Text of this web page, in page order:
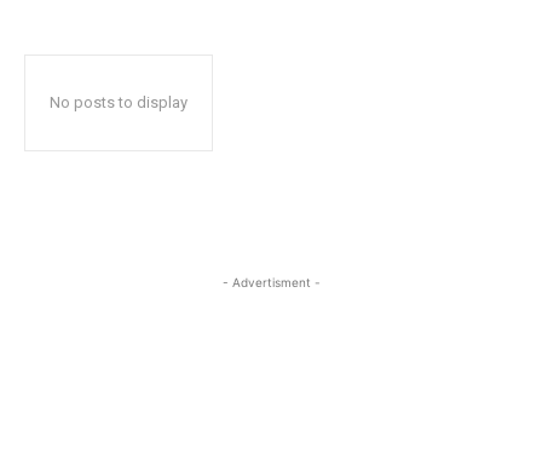
No posts to display
- Advertisment -